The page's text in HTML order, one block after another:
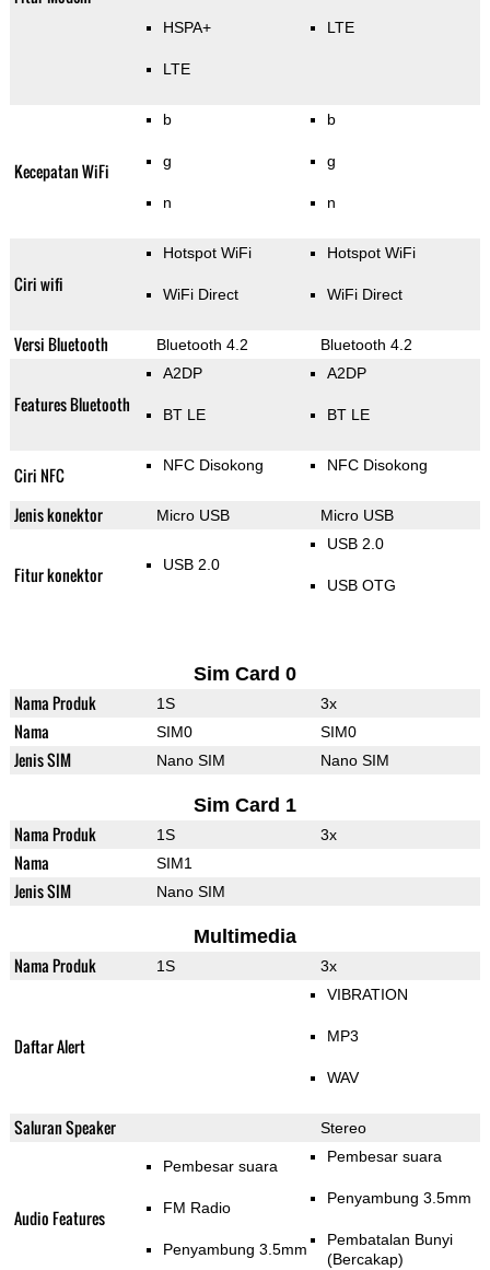
HSPA+
LTE
LTE
Kecepatan WiFi
b
g
n
b
g
n
Ciri wifi
Hotspot WiFi
WiFi Direct
Hotspot WiFi
WiFi Direct
Versi Bluetooth Bluetooth 4.2 Bluetooth 4.2
Features Bluetooth
A2DP
BT LE
A2DP
BT LE
Ciri NFC NFC Disokong NFC Disokong
Jenis konektor Micro USB Micro USB
Fitur konektor USB 2.0
USB 2.0
USB OTG
Sim Card 0
Nama Produk 1S 3x
Nama SIM0 SIM0
Jenis SIM Nano SIM Nano SIM
Sim Card 1
Nama Produk 1S 3x
Nama SIM1
Jenis SIM Nano SIM
Multimedia
Nama Produk 1S 3x
Daftar Alert
VIBRATION
MP3
WAV
Saluran Speaker Stereo
Audio Features
Pembesar suara
FM Radio
Penyambung 3.5mm
Pembesar suara
Penyambung 3.5mm
Pembatalan Bunyi
(Bercakap)